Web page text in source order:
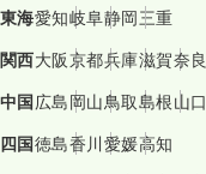
東海愛知岐阜静岡三重
関西大阪京都兵庫滋賀奈良
中国広島岡山鳥取島根山口
四国徳島香川愛媛高知